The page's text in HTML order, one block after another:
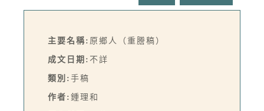
主要名稱: 原鄉人（重謄稿）
成文日期: 不詳
類別: 手稿
作者: 鍾理和